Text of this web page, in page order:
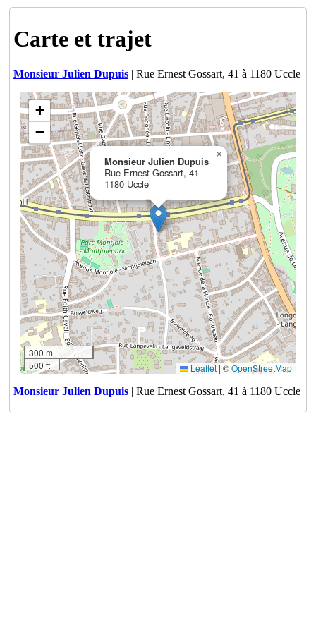
Carte et trajet
Monsieur Julien Dupuis| Rue Ernest Gossart, 41 à 1180 Uccle
Monsieur Julien Dupuis
Rue Ernest Gossart, 41
1180 Uccle
×
+
−
300 m
500 ft
Leaflet | ©OpenStreetMap
Monsieur Julien Dupuis| Rue Ernest Gossart, 41 à 1180 Uccle